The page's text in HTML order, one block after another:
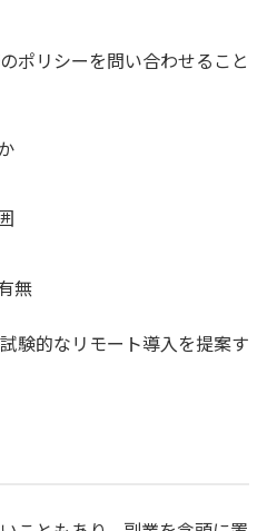
ポリシーを問い合わせること
無
験的なリモート導入を提案す